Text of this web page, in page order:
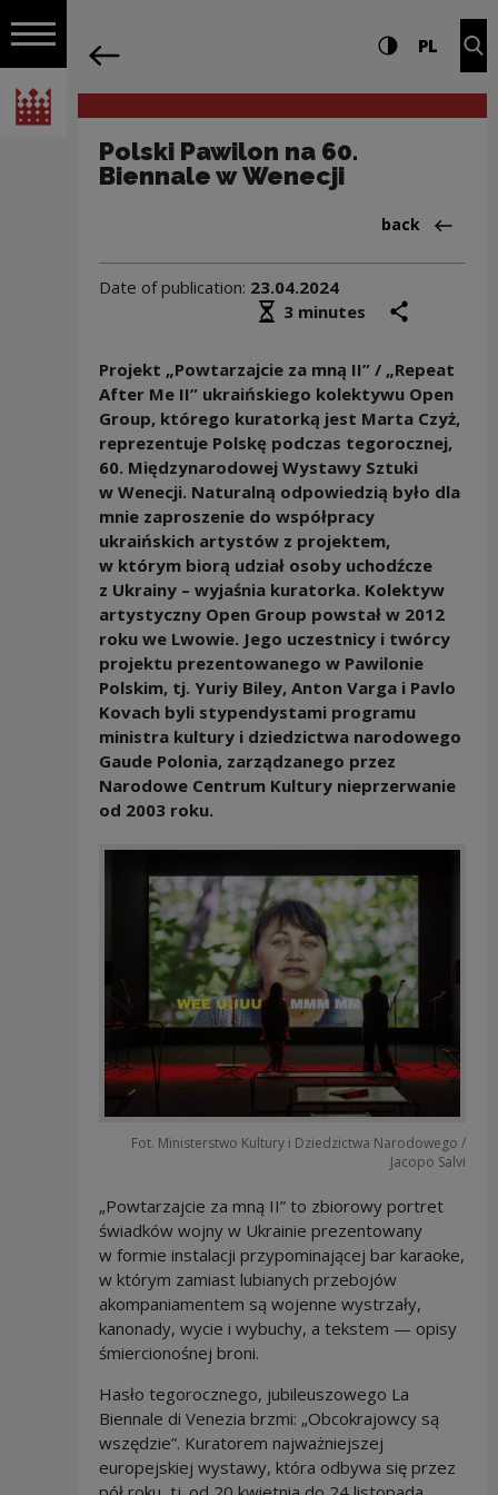
Open navigation
National Centre for Culture Poland
Navigation Settings and search
High contrast
PL
Polski Pawilon na 60.
Biennale w Wenecji
Back to:News
back
Date of publication: 23.04.2024
Średni czas czytania
3 minutes
Projekt „Powtarzajcie za mną II” / „Repeat
After Me II” ukraińskiego kolektywu Open
Group, którego kuratorką jest Marta Czyż,
reprezentuje Polskę podczas tegorocznej,
60. Międzynarodowej Wystawy Sztuki
w Wenecji. Naturalną odpowiedzią było dla
mnie zaproszenie do współpracy
ukraińskich artystów z projektem,
w którym biorą udział osoby uchodźcze
z Ukrainy – wyjaśnia kuratorka. Kolektyw
artystyczny Open Group powstał w 2012
roku we Lwowie. Jego uczestnicy i twórcy
projektu prezentowanego w Pawilonie
Polskim, tj. Yuriy Biley, Anton Varga i Pavlo
Kovach byli stypendystami programu
ministra kultury i dziedzictwa narodowego
Gaude Polonia, zarządzanego przez
Narodowe Centrum Kultury nieprzerwanie
od 2003 roku.
Fot. Ministerstwo Kultury i Dziedzictwa Narodowego /
Jacopo Salvi
„Powtarzajcie za mną II” to zbiorowy portret
świadków wojny w Ukrainie prezentowany
w formie instalacji przypominającej bar karaoke,
w którym zamiast lubianych przebojów
akompaniamentem są wojenne wystrzały,
kanonady, wycie i wybuchy, a tekstem — opisy
śmiercionośnej broni.
Hasło tegorocznego, jubileuszowego La
Biennale di Venezia brzmi: „Obcokrajowcy są
wszędzie”. Kuratorem najważniejszej
europejskiej wystawy, która odbywa się przez